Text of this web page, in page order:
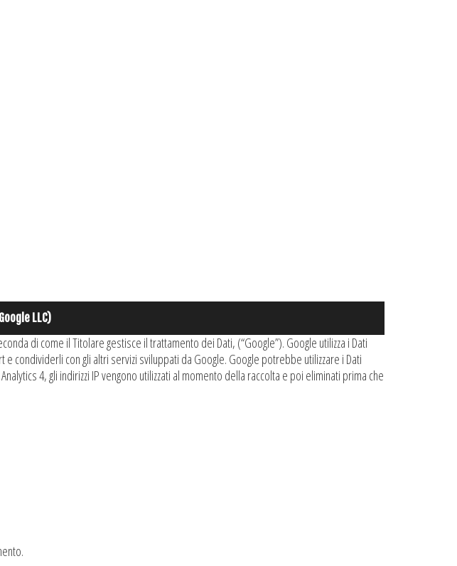
LLC)
di come il Titolare gestisce il trattamento dei Dati, (“Google”). Google utilizza i Dati
condividerli con gli altri servizi sviluppati da Google. Google potrebbe utilizzare i Dati
4, gli indirizzi IP vengono utilizzati al momento della raccolta e poi eliminati prima che